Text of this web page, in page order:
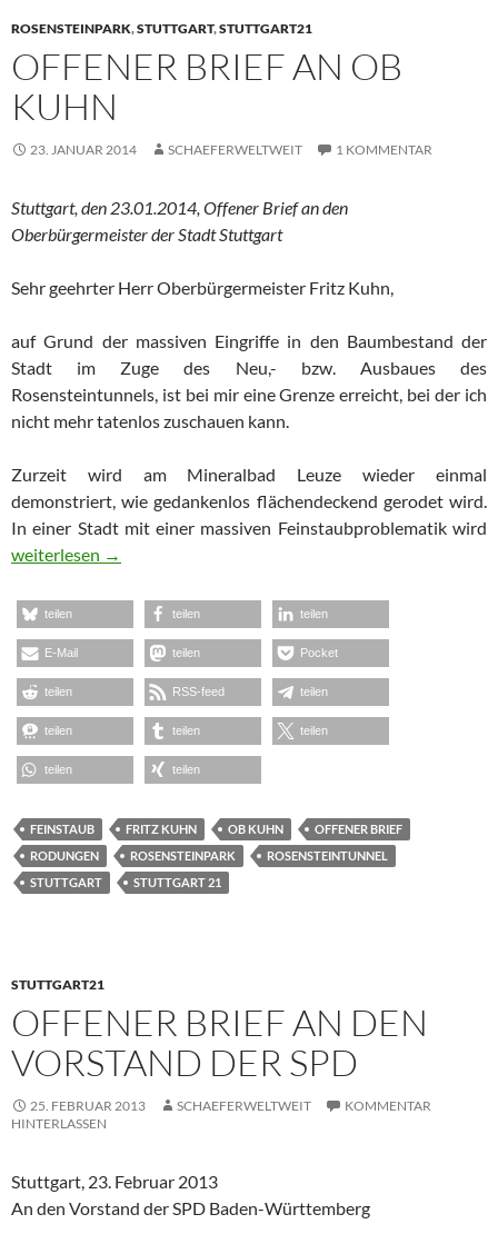
ROSENSTEINPARK,STUTTGART,STUTTGART21
OFFENER BRIEF AN OB
KUHN
23. JANUAR 2014 SCHAEFERWELTWEIT 1 KOMMENTAR
Stuttgart, den 23.01.2014, Offener Brief an den
Oberbürgermeister der Stadt Stuttgart
Sehr geehrter Herr Oberbürgermeister Fritz Kuhn,
auf Grund der massiven Eingriffe in den Baumbestand der
Stadt im Zuge des Neu,- bzw. Ausbaues des
Rosensteintunnels, ist bei mir eine Grenze erreicht, bei der ich
nicht mehr tatenlos zuschauen kann.
Zurzeit wird am Mineralbad Leuze wieder einmal
demonstriert, wie gedankenlos flächendeckend gerodet wird.
In einer Stadt mit einer massiven Feinstaubproblematik wird
Offener Brief an OB Kuhn
weiterlesen →
teilen teilen teilen
E-Mail teilen Pocket
teilen RSS-feed teilen
teilen teilen teilen
teilen teilen
FEINSTAUB FRITZ KUHN OB KUHN
OFFENER BRIEF
RODUNGEN
ROSENSTEINPARK
ROSENSTEINTUNNEL
STUTTGART
STUTTGART 21
STUTTGART21
OFFENER BRIEF AN DEN
VORSTAND DER SPD
25. FEBRUAR 2013 SCHAEFERWELTWEIT
KOMMENTAR
HINTERLASSEN
Stuttgart, 23. Februar 2013
An den Vorstand der SPD Baden-Württemberg